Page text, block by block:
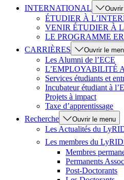
INTERNATIONAL
ÉTUDIER À
VENIR ÉTUDIER À
LE PROGRAMME
CARRIÈRES
Ouvrir le
Les Alumni de l’ECE
L’EMPLOYABILITÉ
Services étudiants et
Incubateur étudiant à
Projets à impact
Taxe d’apprentissage
Recherche
Ouvrir le menu
Les Actualités du
Les membres du
Membres
Permanents
Post-Doctorants